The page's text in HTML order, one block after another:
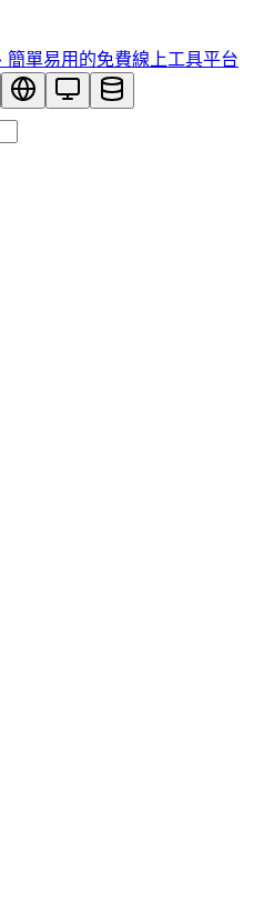
簡單易用的免費線上工具平台